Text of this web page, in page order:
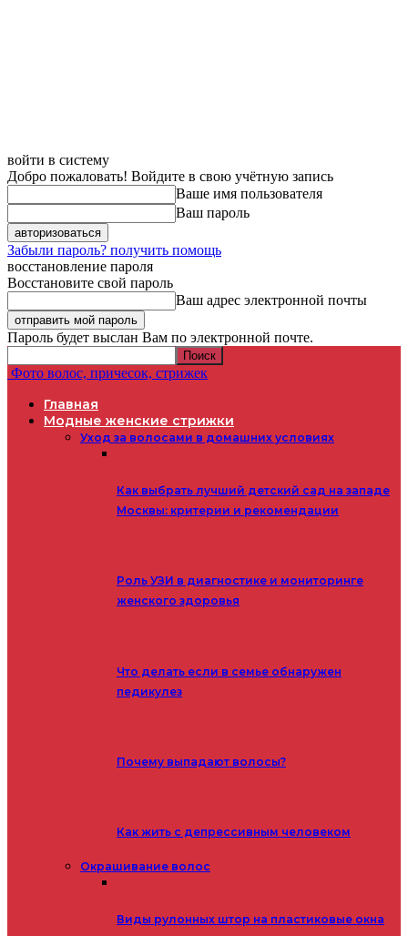
войти в систему
Добро пожаловать! Войдите в свою учётную запись
Ваше имя пользователя
Ваш пароль
Забыли пароль? получить помощь
восстановление пароля
Восстановите свой пароль
Ваш адрес электронной почты
Пароль будет выслан Вам по электронной почте.
Фото волос, причесок, стрижек
Главная
Модные женские стрижки
Уход за волосами в домашних условиях
Как выбрать лучший детский сад на западе
Москвы: критерии и рекомендации
Роль УЗИ в диагностике и мониторинге
женского здоровья
Что делать если в семье обнаружен
педикулез
Почему выпадают волосы?
Как жить с депрессивным человеком
Окрашивание волос
Виды рулонных штор на пластиковые окна